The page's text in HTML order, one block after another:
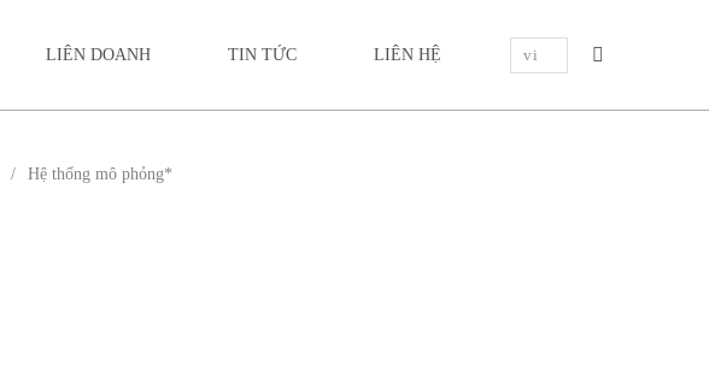
LIÊN DOANH TIN TỨC LIÊN HỆ
Hệ thống mô phỏng*